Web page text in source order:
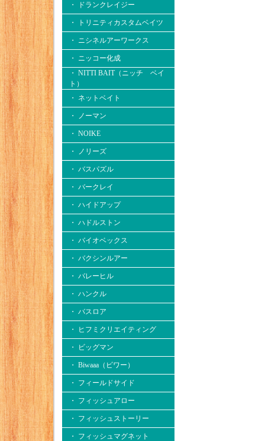
・ ドランクレイジー
・ トリニティカスタムベイツ
・ ニシネルアーワークス
・ ニッコー化成
・ NITTI BAIT（ニッチ ベイ
ト）
・ ネットベイト
・ ノーマン
・ NOIKE
・ ノリーズ
・ バスパズル
・ バークレイ
・ ハイドアップ
・ ハドルストン
・ バイオベックス
・ バクシンルアー
・ バレーヒル
・ ハンクル
・ バスロア
・ ヒフミクリエイティング
・ ビッグマン
・ Biwaaa（ビワー）
・ フィールドサイド
・ フィッシュアロー
・ フィッシュストーリー
・ フィッシュマグネット